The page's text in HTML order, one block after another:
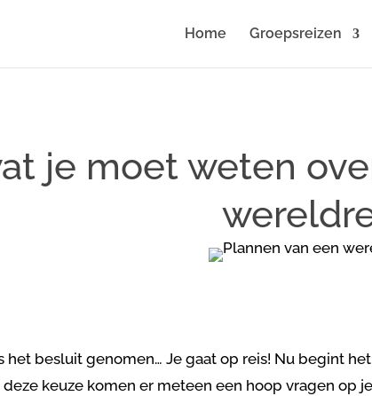
Home Groepsreizen
je moet weten
het besluit genomen… Je gaat op reis! Nu begint
keuze komen er meteen een hoop vragen op